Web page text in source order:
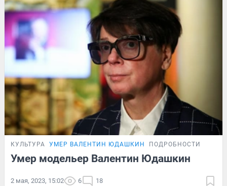
КУЛЬТУРА УМЕР ВАЛЕНТИН ЮДАШКИН ПОДРОБНОСТИ
Умер модельер Валентин Юдашкин
2 мая, 2023, 15:02 6 18